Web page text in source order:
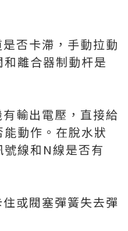
否卡滯，手動拉動
離合器制動杆是
輸出電壓，直接給
動作。在脫水狀
線和N線是否有
或閥塞彈簧失去彈